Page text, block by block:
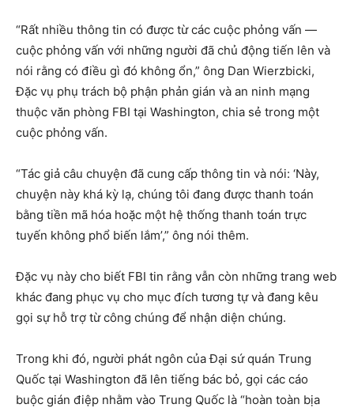
“Rất nhiều thông tin có được từ các cuộc phỏng vấn —
cuộc phỏng vấn với những người đã chủ động tiến lên và
nói rằng có điều gì đó không ổn,” ông Dan Wierzbicki,
Đặc vụ phụ trách bộ phận phản gián và an ninh mạng
thuộc văn phòng FBI tại Washington, chia sẻ trong một
cuộc phỏng vấn.
“Tác giả câu chuyện đã cung cấp thông tin và nói: ‘Này,
chuyện này khá kỳ lạ, chúng tôi đang được thanh toán
bằng tiền mã hóa hoặc một hệ thống thanh toán trực
tuyến không phổ biến lắm’,” ông nói thêm.
Đặc vụ này cho biết FBI tin rằng vẫn còn những trang web
khác đang phục vụ cho mục đích tương tự và đang kêu
gọi sự hỗ trợ từ công chúng để nhận diện chúng.
Trong khi đó, người phát ngôn của Đại sứ quán Trung
Quốc tại Washington đã lên tiếng bác bỏ, gọi các cáo
buộc gián điệp nhằm vào Trung Quốc là “hoàn toàn bịa